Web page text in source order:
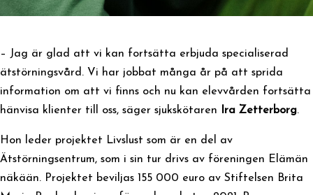
– Jag är glad att vi kan fortsätta erbjuda specialiserad
ätstörningsvård. Vi har jobbat många år på att sprida
information om att vi finns och nu kan elevvården fortsätta
hänvisa klienter till oss, säger sjukskötaren
Ira Zetterborg.
Hon leder projektet Livslust som är en del av
Ätstörningsentrum, som i sin tur drivs av föreningen Elämän
näkään. Projektet beviljas 155 000 euro av Stiftelsen Brita